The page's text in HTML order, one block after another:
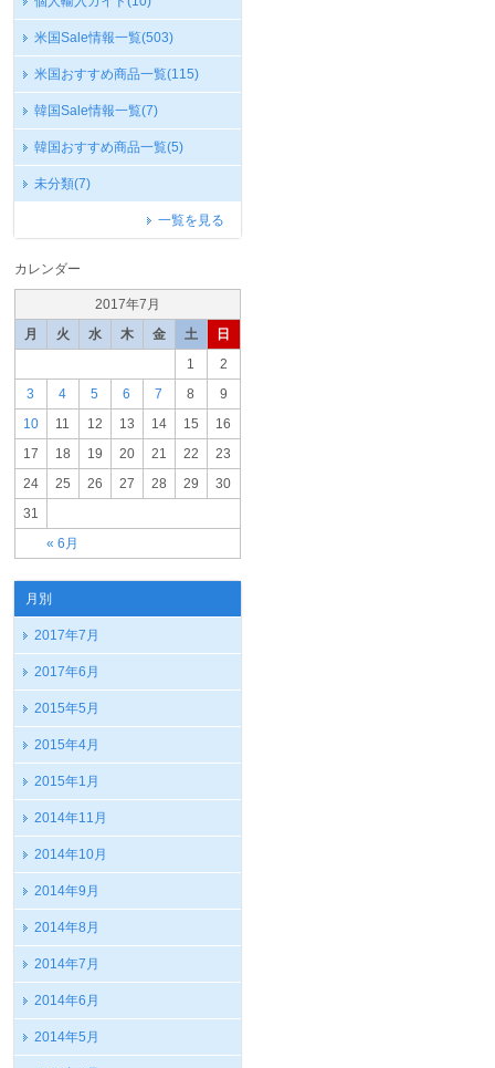
米国Sale情報一覧(503)
米国おすすめ商品一覧(115)
韓国Sale情報一覧(7)
韓国おすすめ商品一覧(5)
未分類(7)
一覧を見る
カレンダー
2017年7月
月
火 水 木 金 土 日
« 6月
1
2
3
4 5 6 7 8
9
10
11 12 13 14 15
16
17
18 19 20 21 22
23
24
25 26 27 28 29
30
31
月別
2017年7月
2017年6月
2015年5月
2015年4月
2015年1月
2014年11月
2014年10月
2014年9月
2014年8月
2014年7月
2014年6月
2014年5月